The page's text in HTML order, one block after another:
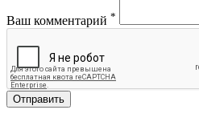
Ваш комментарий *
Отправить